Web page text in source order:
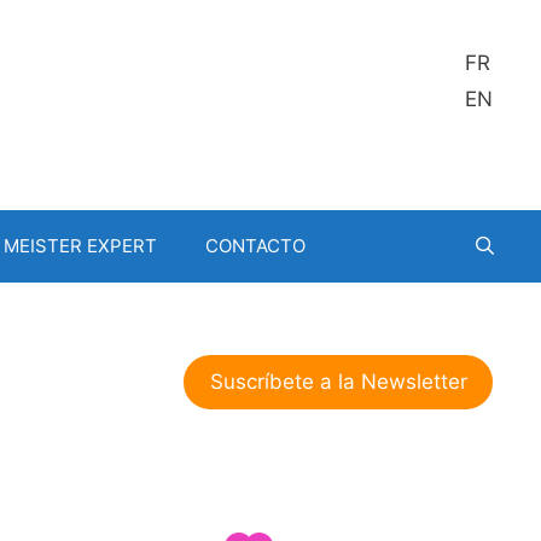
FR
EN
MEISTER EXPERT CONTACTO
Suscríbete a la Newsletter